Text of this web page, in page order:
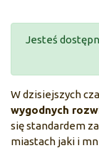
Jesteś
W dzisiejszych
wygodnych
się standardem
miastach jaki i